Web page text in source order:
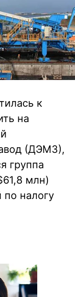
к
на
(ДЭМЗ),
группа
млн)
налогу